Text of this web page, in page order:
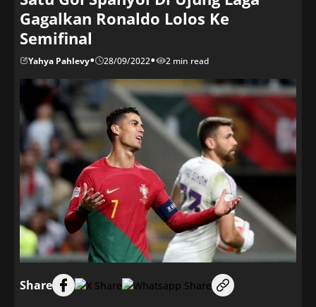
Gagalkan Ronaldo Lolos Ke
Semifinal
Yahya Pahlevy• 28/09/2022• 2 min read
Share